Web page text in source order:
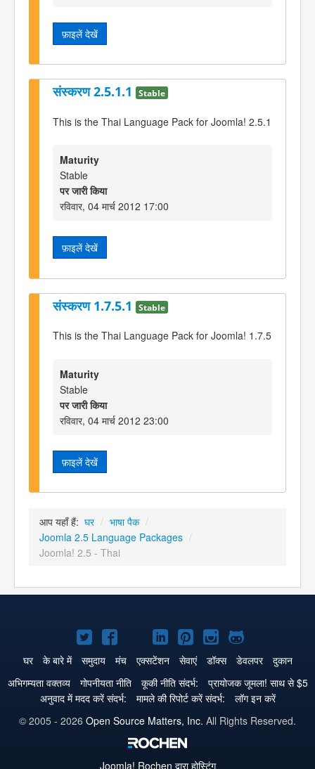
फ़ाइलें देखें
संस्करण 2.5.1.1 Stable
This is the Thai Language Pack for Joomla! 2.5.1
Maturity
Stable
पर जारी किया
रविवार, 04 मार्च 2012 17:00
फ़ाइलें देखें
संस्करण 1.7.5.1 Stable
This is the Thai Language Pack for Joomla! 1.7.5
Maturity
Stable
पर जारी किया
रविवार, 04 मार्च 2012 23:00
फ़ाइलें देखें
आप यहाँ हैं: घर / भाषा पैक /
Joomla 2.5 Language Packages /
Joomla! 2.5 - Thai
Joomla!
Twitter
पे
Joomla!
Facebook
पे
Joomla!
GitHub
Joomla!
LinkedIn
पे
Joomla!
Pinterest
पे
Joomla!
Instagram
पे
Joomla!
GitHub
पे
घर के बारे में समुदाय मंच एक्सटेंशन सेवाएं डॉक्स डेवलपर
दुकान
अभिगम्यता वक्तव्य
गोपनीयता नीति कूकी नीति संदर्भ:
प्रायोजक जूमला! साथ से $5
अनुवाद में मदद करें संदर्भ:
मामले की रिपोर्ट करें संदर्भ:
लॉग इन करें
© 2005 - 2026 Open Source Matters, Inc. All Rights Reserved.
Joomla! Rochen द्वारा होस्टिंग